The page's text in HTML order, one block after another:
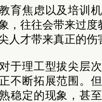
育焦虑以及培训
，往往会带来过
人才带来真正的伤
于理工型拔尖层
不断拓展范围。
稳定的现象，甚